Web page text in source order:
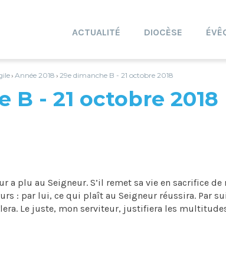
ACTUALITÉ DIOCÈSE
› Année 2018 › 29e dimanche B - 21 octobre 2018
B - 21 octobre 2018
a plu au Seigneur. S’il remet sa vie en sacrifice
: par lui, ce qui plaît au Seigneur réussira. Par
Le juste, mon serviteur, justifiera les